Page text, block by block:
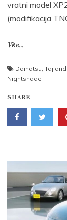
vratni model
(modifikacija
Više...
Daihatsu, Tajland,
Nightshade
SHARE